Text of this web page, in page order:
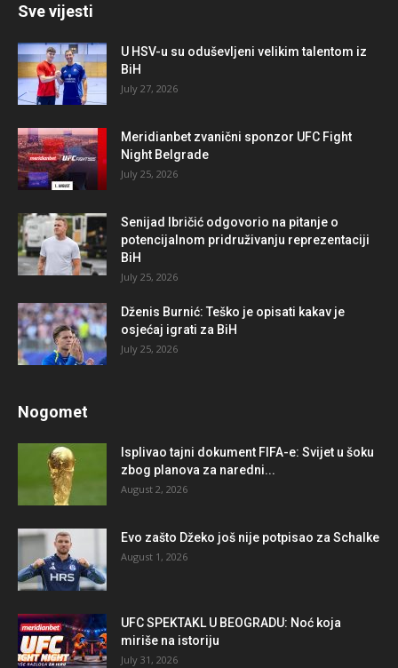
Sve vijesti
U HSV-u su oduševljeni velikim talentom iz
BiH
July 27, 2026
Meridianbet zvanični sponzor UFC Fight
Night Belgrade
July 25, 2026
Senijad Ibričić odgovorio na pitanje o
potencijalnom pridruživanju reprezentaciji
BiH
July 25, 2026
Dženis Burnić: Teško je opisati kakav je
osjećaj igrati za BiH
July 25, 2026
Nogomet
Isplivao tajni dokument FIFA-e: Svijet u šoku
zbog planova za naredni...
August 2, 2026
Evo zašto Džeko još nije potpisao za Schalke
August 1, 2026
UFC SPEKTAKL U BEOGRADU: Noć koja
miriše na istoriju
July 31, 2026